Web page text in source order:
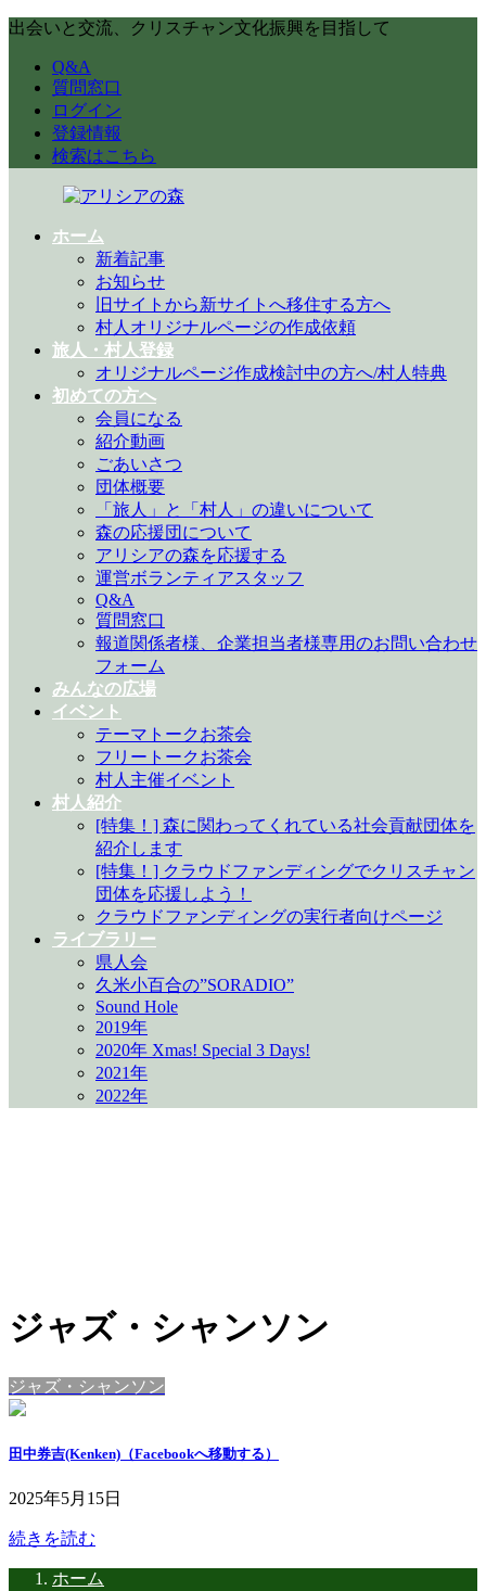
コ
ナ
出会いと交流、クリスチャン文化振興を目指して
Q&A
質問窓口
ログイン
登録情報
検索はこちら
ホーム
新着記事
お知らせ
旧サイトから新サイトへ移住する方へ
村人オリジナルページの作成依頼
旅人・村人登録
オリジナルページ作成検討中の方へ/村人特典
初めての方へ
会員になる
紹介動画
ごあいさつ
団体概要
「旅人」と「村人」の違いについて
森の応援団について
アリシアの森を応援する
運営ボランティアスタッフ
Q&A
質問窓口
報道関係者様、企業担当者様専用のお問い合わせ
フォーム
みんなの広場
イベント
テーマトークお茶会
フリートークお茶会
村人主催イベント
村人紹介
[特集！] 森に関わってくれている社会貢献団体を
紹介します
[特集！] クラウドファンディングでクリスチャン
団体を応援しよう！
クラウドファンディングの実行者向けページ
ライブラリー
県人会
久米小百合の”SORADIO”
Sound Hole
2019年
2020年 Xmas! Special 3 Days!
2021年
2022年
ジャズ・シャンソン
ジャズ・シャンソン
田中券吉(Kenken)（Facebookへ移動する）
2025年5月15日
続きを読む
ホーム